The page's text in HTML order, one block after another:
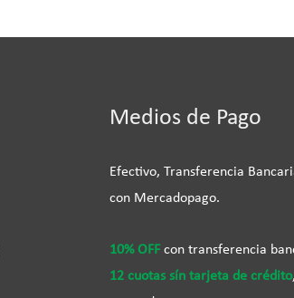
Medios de Pago
Efectivo, Transferencia
con Mercadopago.
10% OFF con transferencia
12 cuotas sín tarjeta de crédito